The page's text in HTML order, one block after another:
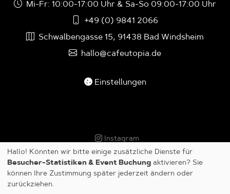
Mi-Fr: 10:00-17:00 Uhr & Sa-So 09:00-17:00 Uhr
+49 (0) 9841 2066
Schwalbengasse 15, 91438 Bad Windsheim
hallo@cafeutopia.de
Einstellungen
Instagram
© 2026 Alle Rechte vorbehalten.
Hallo! Könnten wir bitte einige zusätzliche Dienste für
Besucher-Statistiken & Event Buchung aktivieren? Sie
können Ihre Zustimmung später jederzeit ändern oder
zurückziehen.